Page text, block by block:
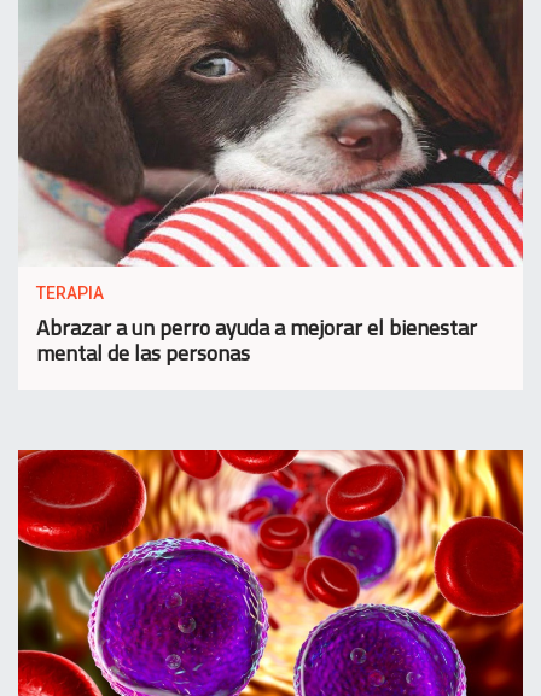
TERAPIA
Abrazar a un perro ayuda a mejorar el bienestar
mental de las personas